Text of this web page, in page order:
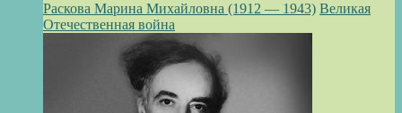
Раскова Марина Михайловна (1912 — 1943) Великая
Отечественная война